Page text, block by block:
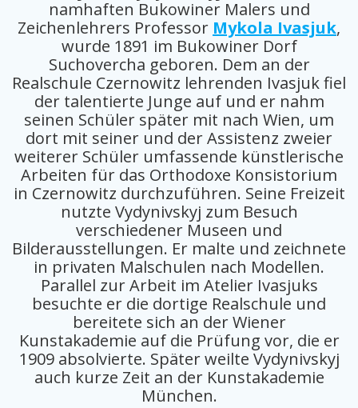
namhaften Bukowiner Malers und
Zeichenlehrers Professor Mykola Ivasjuk,
wurde 1891 im Bukowiner Dorf
Suchovercha geboren. Dem an der
Realschule Czernowitz lehrenden Ivasjuk fiel
der talentierte Junge auf und er nahm
seinen Schüler später mit nach Wien, um
dort mit seiner und der Assistenz zweier
weiterer Schüler umfassende künstlerische
Arbeiten für das Orthodoxe Konsistorium
in Czernowitz durchzuführen. Seine Freizeit
nutzte Vydynivskyj zum Besuch
verschiedener Museen und
Bilderausstellungen. Er malte und zeichnete
in privaten Malschulen nach Modellen.
Parallel zur Arbeit im Atelier Ivasjuks
besuchte er die dortige Realschule und
bereitete sich an der Wiener
Kunstakademie auf die Prüfung vor, die er
1909 absolvierte. Später weilte Vydynivskyj
auch kurze Zeit an der Kunstakademie
München.